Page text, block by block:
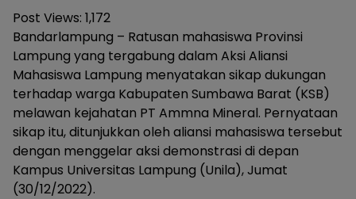
Post Views: 1,172
Bandarlampung – Ratusan mahasiswa Provinsi
Lampung yang tergabung dalam Aksi Aliansi
Mahasiswa Lampung menyatakan sikap dukungan
terhadap warga Kabupaten Sumbawa Barat (KSB)
melawan kejahatan PT Ammna Mineral. Pernyataan
sikap itu, ditunjukkan oleh aliansi mahasiswa tersebut
dengan menggelar aksi demonstrasi di depan
Kampus Universitas Lampung (Unila), Jumat
(30/12/2022).